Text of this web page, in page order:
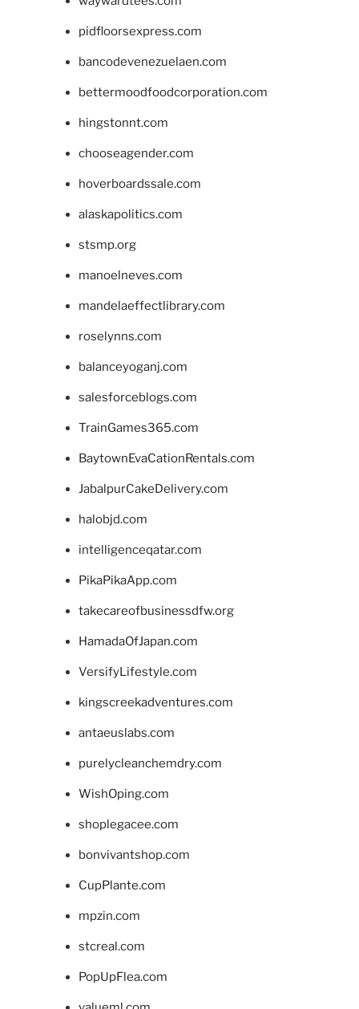
pidfloorsexpress.com
bancodevenezuelaen.com
bettermoodfoodcorporation.com
hingstonnt.com
chooseagender.com
hoverboardssale.com
alaskapolitics.com
stsmp.org
manoelneves.com
mandelaeffectlibrary.com
roselynns.com
balanceyoganj.com
salesforceblogs.com
TrainGames365.com
BaytownEvaCationRentals.com
JabalpurCakeDelivery.com
halobjd.com
intelligenceqatar.com
PikaPikaApp.com
takecareofbusinessdfw.org
HamadaOfJapan.com
VersifyLifestyle.com
kingscreekadventures.com
antaeuslabs.com
purelycleanchemdry.com
WishOping.com
shoplegacee.com
bonvivantshop.com
CupPlante.com
mpzin.com
stcreal.com
PopUpFlea.com